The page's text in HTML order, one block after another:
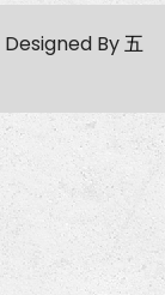
Designed By五